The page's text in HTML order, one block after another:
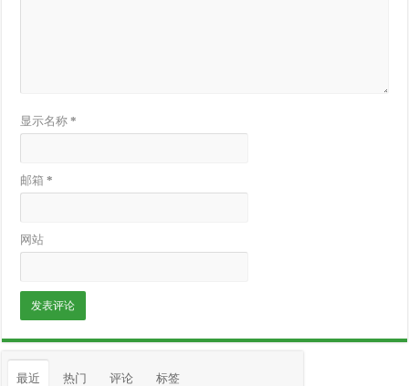
显示名称*
邮箱*
网站
最近 热门 评论 标签